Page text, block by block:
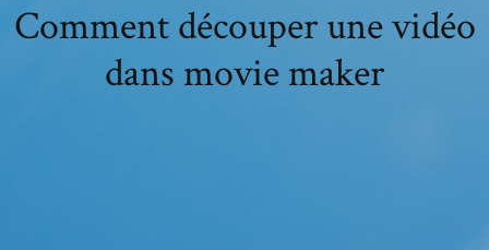
Comment découper une vidéo
dans movie maker